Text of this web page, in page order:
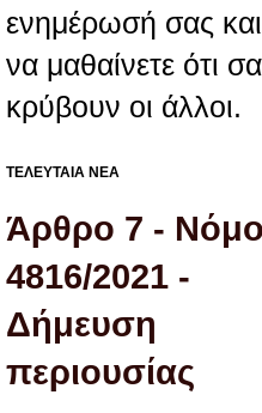
ενημέρωσή σας
να μαθαίνετε ότι
κρύβουν οι άλλοι.
ΤΕΛΕΥΤΑΙΑ ΝΕΑ
Άρθρο 7 -
4816/2021 -
Δήμευση
περιουσίας